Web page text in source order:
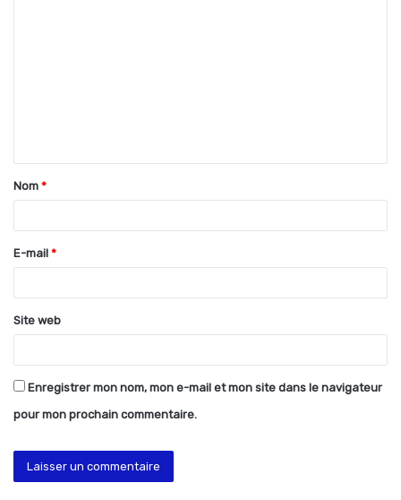
t
a
e
*
Nom *
E-mail *
Site web
Enregistrer mon nom, mon e-mail et mon site dans le navigateur
pour mon prochain commentaire.